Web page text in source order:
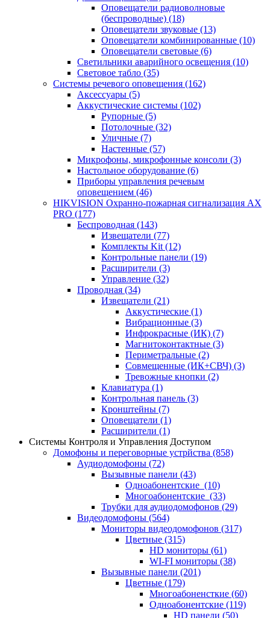
Оповещатели радиоволновые
(беспроводные) (18)
Оповещатели звуковые (13)
Оповещатели комбинированные (10)
Оповещатели световые (6)
Светильники аварийного освещения (10)
Световое табло (35)
Системы речевого оповещения (162)
Аксессуары (5)
Аккустические системы (102)
Рупорные (5)
Потолочные (32)
Уличные (7)
Настенные (57)
Микрофоны, микрофонные консоли (3)
Настольное оборудование (6)
Приборы управления речевым
оповещением (46)
HIKVISION Охранно-пожарная сигнализация AX
PRO (177)
Беспроводная (143)
Извещатели (77)
Комплекты Kit (12)
Контрольные панели (19)
Расширители (3)
Управление (32)
Проводная (34)
Извещатели (21)
Аккустические (1)
Вибрационные (3)
Инфрокрасные (ИК) (7)
Магнитоконтактные (3)
Периметральные (2)
Совмещенные (ИК+СВЧ) (3)
Тревожные кнопки (2)
Клавиатура (1)
Контрольная панель (3)
Кронштейны (7)
Оповещатели (1)
Расширители (1)
Системы Контроля и Управления Доступом
Домофоны и переговорные устрйства (858)
Аудиодомофоны (72)
Вызывные панели (43)
Одноабонентские (10)
Многоабонентские (33)
Трубки для аудиодомофонов (29)
Видеодомофоны (564)
Мониторы видеодомофонов (317)
Цветные (315)
HD мониторы (61)
WI-FI мониторы (38)
Вызывные панели (201)
Цветные (179)
Многоабоненсткие (60)
Одноабонентские (119)
HD панели (50)